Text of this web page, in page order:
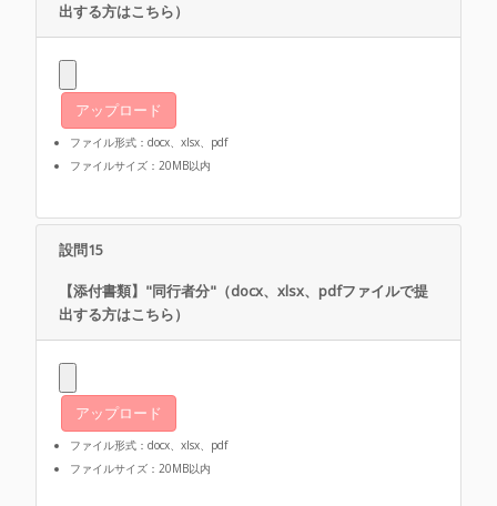
出する方はこちら）
アップロード
ファイル形式：docx、xlsx、pdf
ファイルサイズ：20MB以内
設問15
【添付書類】"同行者分"（docx、xlsx、pdfファイルで提
出する方はこちら）
アップロード
ファイル形式：docx、xlsx、pdf
ファイルサイズ：20MB以内